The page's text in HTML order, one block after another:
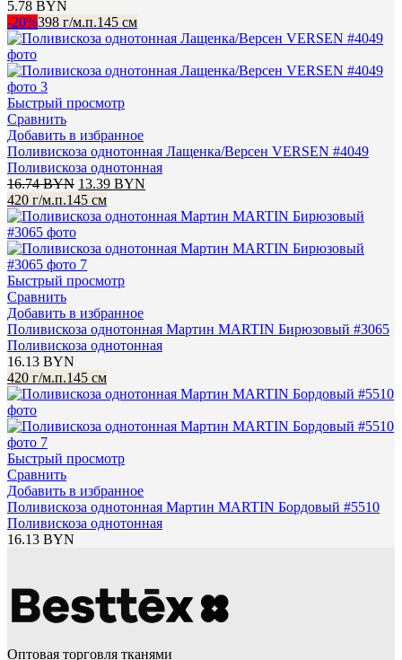
5.78 BYN
-20%398 г/м.п.145 см
Быстрый просмотр
Сравнить
Добавить в избранное
Поливискоза однотонная Лащенка/Версен VERSEN #4049
Поливискоза однотонная
16.74BYN Первоначальная
цена
составляла
13.39 BYN
13.39 BYN.
420 г/м.п.145 см
Быстрый просмотр
Сравнить
Добавить в избранное
Поливискоза однотонная Мартин MARTIN Бирюзовый #3065
Поливискоза однотонная
16.13 BYN
420 г/м.п.145 см
Быстрый просмотр
Сравнить
Добавить в избранное
Поливискоза однотонная Мартин MARTIN Бордовый #5510
Поливискоза однотонная
16.13 BYN
Оптовая торговля тканями